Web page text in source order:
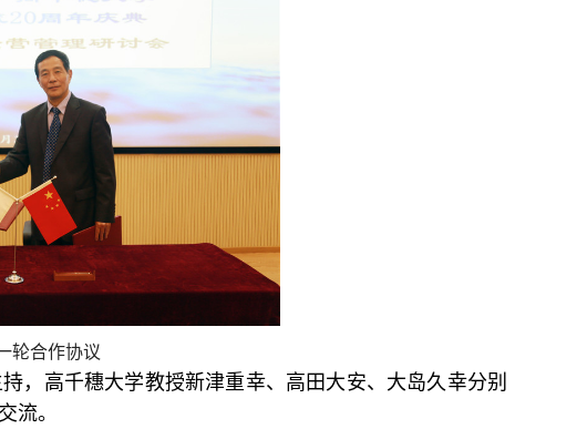
轮合作协议
，高千穗大学教授新津重幸、高田大安、大岛久幸分别
流。